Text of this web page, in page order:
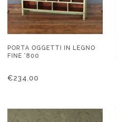
PORTA OGGETTI IN LEGNO
FINE ‘800
€234.00